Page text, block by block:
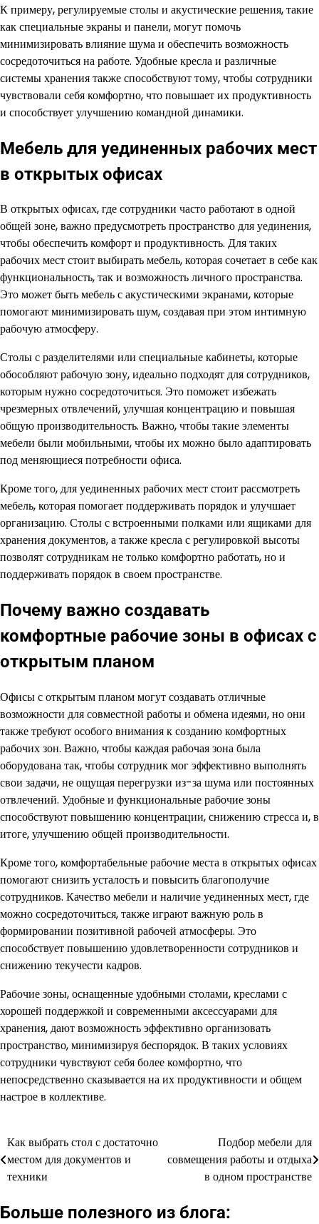
К примеру, регулируемые столы и акустические решения, такие
как специальные экраны и панели, могут помочь
минимизировать влияние шума и обеспечить возможность
сосредоточиться на работе. Удобные кресла и различные
системы хранения также способствуют тому, чтобы сотрудники
чувствовали себя комфортно, что повышает их продуктивность
и способствует улучшению командной динамики.
Мебель для уединенных рабочих мест
в открытых офисах
В открытых офисах, где сотрудники часто работают в одной
общей зоне, важно предусмотреть пространство для уединения,
чтобы обеспечить комфорт и продуктивность. Для таких
рабочих мест стоит выбирать мебель, которая сочетает в себе как
функциональность, так и возможность личного пространства.
Это может быть мебель с акустическими экранами, которые
помогают минимизировать шум, создавая при этом интимную
рабочую атмосферу.
Столы с разделителями или специальные кабинеты, которые
обособляют рабочую зону, идеально подходят для сотрудников,
которым нужно сосредоточиться. Это поможет избежать
чрезмерных отвлечений, улучшая концентрацию и повышая
общую производительность. Важно, чтобы такие элементы
мебели были мобильными, чтобы их можно было адаптировать
под меняющиеся потребности офиса.
Кроме того, для уединенных рабочих мест стоит рассмотреть
мебель, которая помогает поддерживать порядок и улучшает
организацию. Столы с встроенными полками или ящиками для
хранения документов, а также кресла с регулировкой высоты
позволят сотрудникам не только комфортно работать, но и
поддерживать порядок в своем пространстве.
Почему важно создавать
комфортные рабочие зоны в офисах с
открытым планом
Офисы с открытым планом могут создавать отличные
возможности для совместной работы и обмена идеями, но они
также требуют особого внимания к созданию комфортных
рабочих зон. Важно, чтобы каждая рабочая зона была
оборудована так, чтобы сотрудник мог эффективно выполнять
свои задачи, не ощущая перегрузки из-за шума или постоянных
отвлечений. Удобные и функциональные рабочие зоны
способствуют повышению концентрации, снижению стресса и, в
итоге, улучшению общей производительности.
Кроме того, комфортабельные рабочие места в открытых офисах
помогают снизить усталость и повысить благополучие
сотрудников. Качество мебели и наличие уединенных мест, где
можно сосредоточиться, также играют важную роль в
формировании позитивной рабочей атмосферы. Это
способствует повышению удовлетворенности сотрудников и
снижению текучести кадров.
Рабочие зоны, оснащенные удобными столами, креслами с
хорошей поддержкой и современными аксессуарами для
хранения, дают возможность эффективно организовать
пространство, минимизируя беспорядок. В таких условиях
сотрудники чувствуют себя более комфортно, что
непосредственно сказывается на их продуктивности и общем
настрое в коллективе.
Навигация
по
Как выбрать стол с достаточно
местом для документов и
техники
Подбор мебели для
совмещения работы и отдыха
в одном пространстве
Больше полезного из блога: